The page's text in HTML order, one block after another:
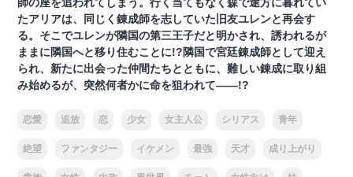
たアリアは、同じく錬成師を志していた旧友ユレンと再会す
る。そこでユレンが隣国の第三王子だと明かされ、誘われるが
ままに隣国へと移り住むことに!?隣国で宮廷錬成師として迎え
られ、新たに出会った仲間たちとともに、難しい錬成に取り組
み始めるが、突然何者かに命を狙われて――!?
恋愛 追放 恋 少女 女主人公 シリアス 青年
絶望 ファンタジー イケメン 最強 天才 成り上がり